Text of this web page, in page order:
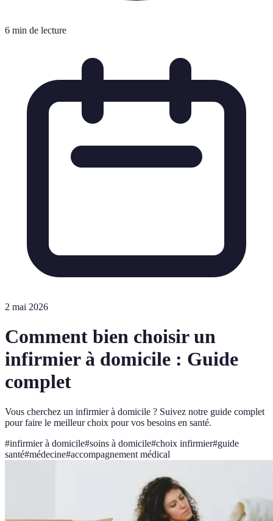
6 min de lecture
2 mai 2026
Comment bien choisir un
infirmier à domicile : Guide
complet
Vous cherchez un infirmier à domicile ? Suivez notre guide complet
pour faire le meilleur choix pour vos besoins en santé.
#infirmier à domicile#soins à domicile#choix infirmier#guide
santé#médecine#accompagnement médical